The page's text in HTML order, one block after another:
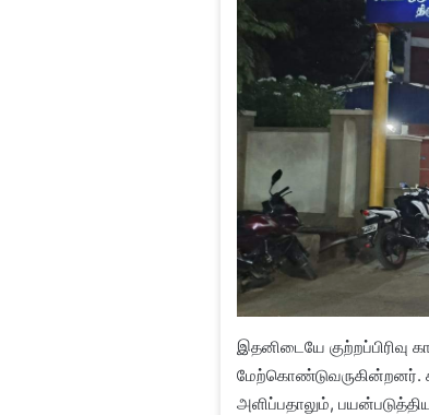
இதனிடையே குற்றப்பிரிவு
மேற்கொண்டுவருகின்றனர்.
அளிப்பதாலும்,